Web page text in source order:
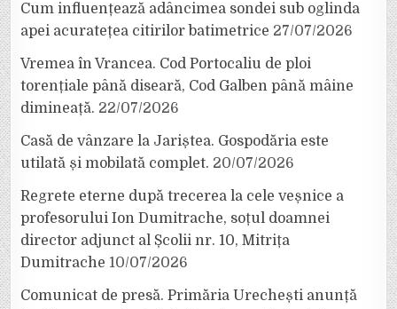
Cum influențează adâncimea sondei sub oglinda
apei acuratețea citirilor batimetrice 27/07/2026
Vremea în Vrancea. Cod Portocaliu de ploi
torențiale până diseară, Cod Galben până mâine
dimineață. 22/07/2026
Casă de vânzare la Jariștea. Gospodăria este
utilată și mobilată complet. 20/07/2026
Regrete eterne după trecerea la cele veșnice a
profesorului Ion Dumitrache, soțul doamnei
director adjunct al Școlii nr. 10, Mitrița
Dumitrache 10/07/2026
Comunicat de presă. Primăria Urechești anunță